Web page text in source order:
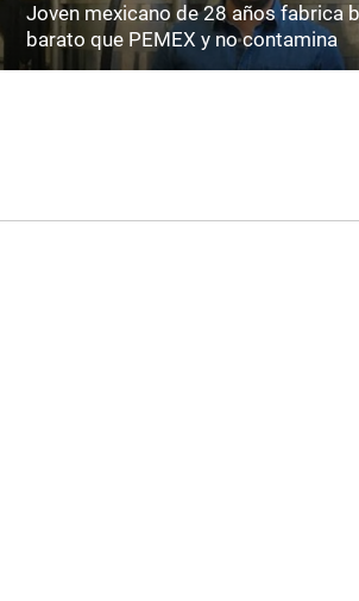
Joven mexicano de 28 años fabrica
barato que PEMEX y no contamina